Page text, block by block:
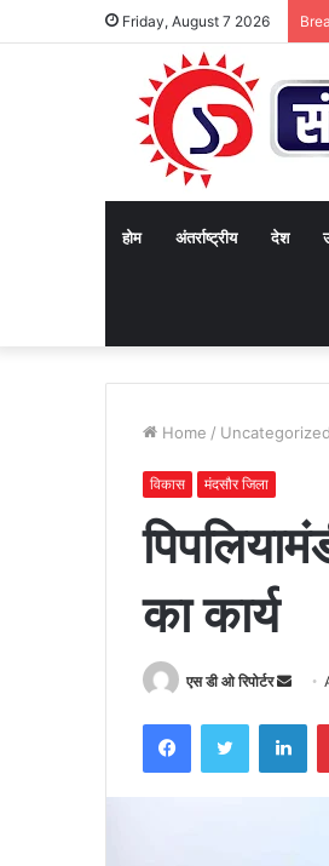
Friday, August 7 2026
होम अंतर्राष्ट्रीय देश
Home / Uncategorized
विकास मंदसौर जिला
का कार्य
एस डी ओ रिपोर्टर
Send
FacebookTwitter